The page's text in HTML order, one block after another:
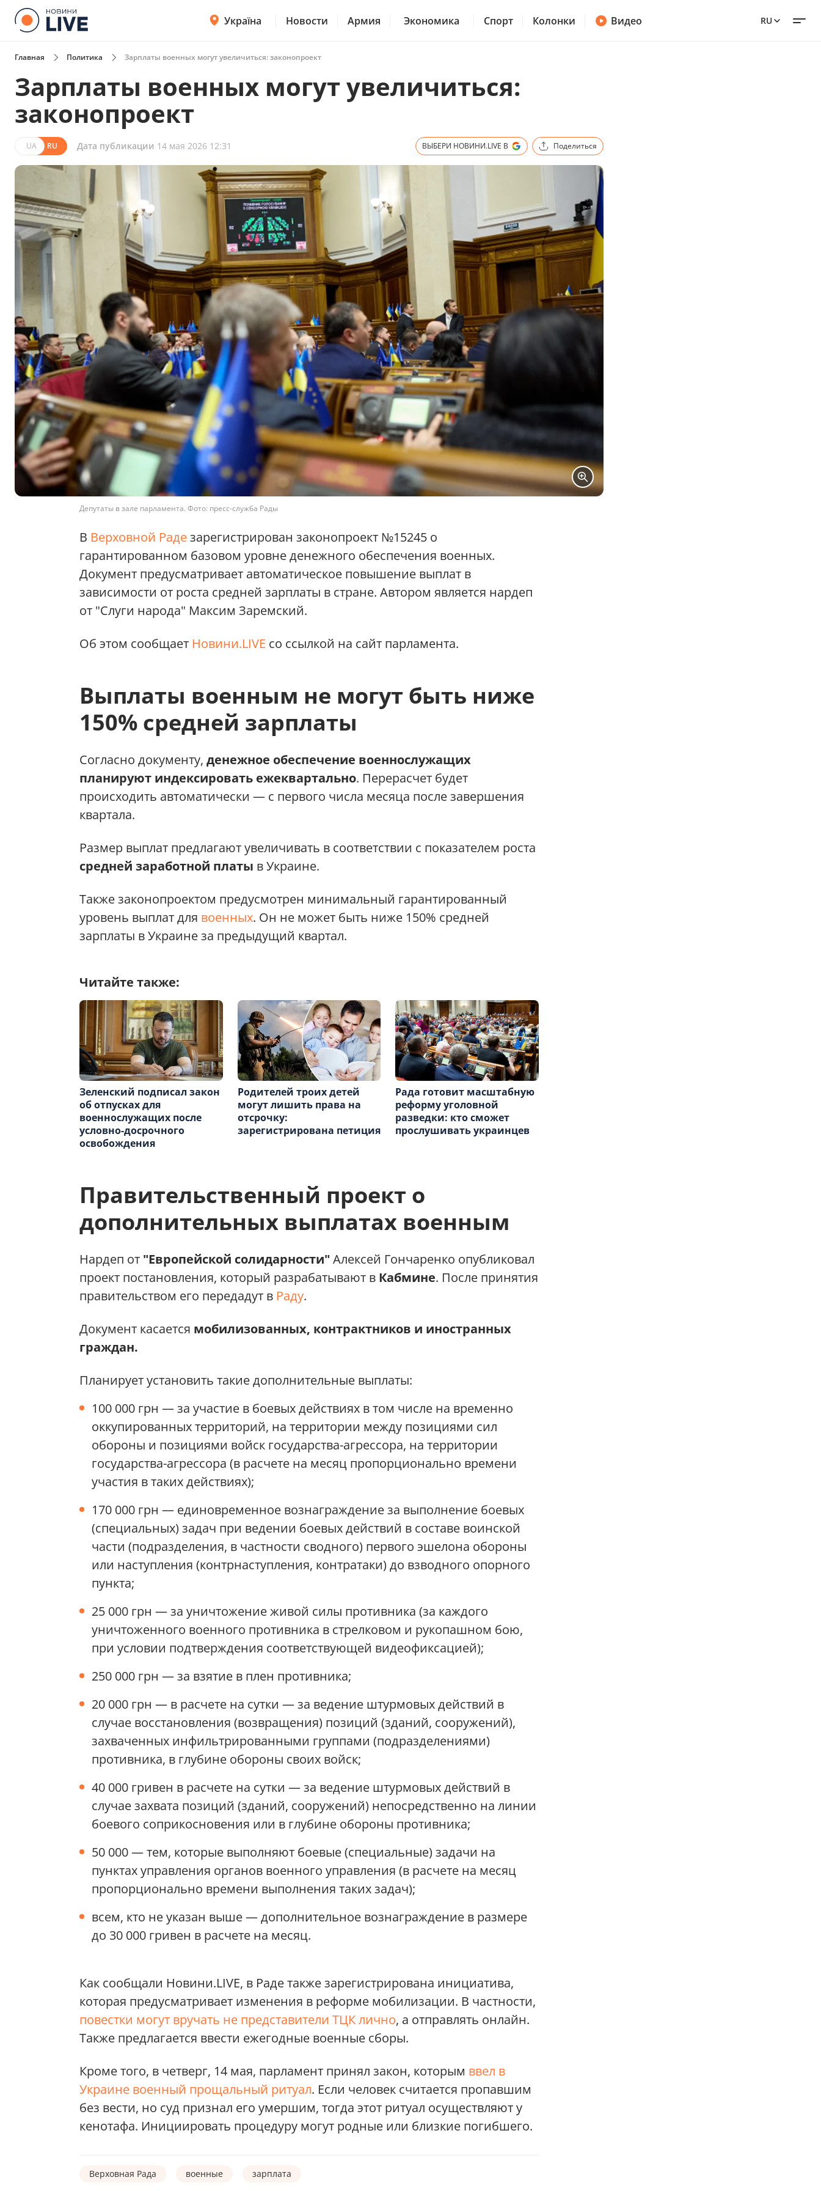
Україна Новости Армия Экономика Спорт Колонки Видео RU
Главная Политика Зарплаты военных могут увеличиться: законопроект
Зарплаты военных могут увеличиться:
законопроект
UA RU Дата публикации 14 мая 2026 12:31 ВЫБЕРИ НОВИНИ.LIVE В Поделиться
Депутаты в зале парламента. Фото: пресс-служба Рады
В Верховной Радезарегистрирован законопроект №15245 о
гарантированном базовом уровне денежного обеспечения военных.
Документ предусматривает автоматическое повышение выплат в
зависимости от роста средней зарплаты в стране. Автором является нардеп
от "Слуги народа" Максим Заремский.
Об этом сообщает Новини.LIVE со ссылкой на сайт парламента.
Выплаты военным не могут быть ниже
150% средней зарплаты
Согласно документу, денежное обеспечение военнослужащих
планируют индексировать ежеквартально. Перерасчет будет
происходить автоматически — с первого числа месяца после завершения
квартала.
Размер выплат предлагают увеличивать в соответствии с показателем роста
средней заработной платы в Украине.
Также законопроектом предусмотрен минимальный гарантированный
уровень выплат для военных. Он не может быть ниже 150% средней
зарплаты в Украине за предыдущий квартал.
Читайте также:
Зеленский подписал закон
об отпусках для
военнослужащих после
условно-досрочного
освобождения
Родителей троих детей
могут лишить права на
отсрочку:
зарегистрирована петиция
Рада готовит масштабную
реформу уголовной
разведки: кто сможет
прослушивать украинцев
Правительственный проект о
дополнительных выплатах военным
Нардеп от "Европейской солидарности" Алексей Гончаренко опубликовал
проект постановления, который разрабатывают в Кабмине. После принятия
правительством его передадут в Раду.
Документ касается мобилизованных, контрактников и иностранных
граждан.
Планирует установить такие дополнительные выплаты:
100 000 грн — за участие в боевых действиях в том числе на временно
оккупированных территорий, на территории между позициями сил
обороны и позициями войск государства-агрессора, на территории
государства-агрессора (в расчете на месяц пропорционально времени
участия в таких действиях);
170 000 грн — единовременное вознаграждение за выполнение боевых
(специальных) задач при ведении боевых действий в составе воинской
части (подразделения, в частности сводного) первого эшелона обороны
или наступления (контрнаступления, контратаки) до взводного опорного
пункта;
25 000 грн — за уничтожение живой силы противника (за каждого
уничтоженного военного противника в стрелковом и рукопашном бою,
при условии подтверждения соответствующей видеофиксацией);
250 000 грн — за взятие в плен противника;
20 000 грн — в расчете на сутки — за ведение штурмовых действий в
случае восстановления (возвращения) позиций (зданий, сооружений),
захваченных инфильтрированными группами (подразделениями)
противника, в глубине обороны своих войск;
40 000 гривен в расчете на сутки — за ведение штурмовых действий в
случае захвата позиций (зданий, сооружений) непосредственно на линии
боевого соприкосновения или в глубине обороны противника;
50 000 — тем, которые выполняют боевые (специальные) задачи на
пунктах управления органов военного управления (в расчете на месяц
пропорционально времени выполнения таких задач);
всем, кто не указан выше — дополнительное вознаграждение в размере
до 30 000 гривен в расчете на месяц.
Как сообщали Новини.LIVE, в Раде также зарегистрирована инициатива,
которая предусматривает изменения в реформе мобилизации. В частности,
повестки могут вручать не представители ТЦК лично, а отправлять онлайн.
Также предлагается ввести ежегодные военные сборы.
Кроме того, в четверг, 14 мая, парламент принял закон, которым ввел в
Украине военный прощальный ритуал. Если человек считается пропавшим
без вести, но суд признал его умершим, тогда этот ритуал осуществляют у
кенотафа. Инициировать процедуру могут родные или близкие погибшего.
Верховная Рада военные зарплата